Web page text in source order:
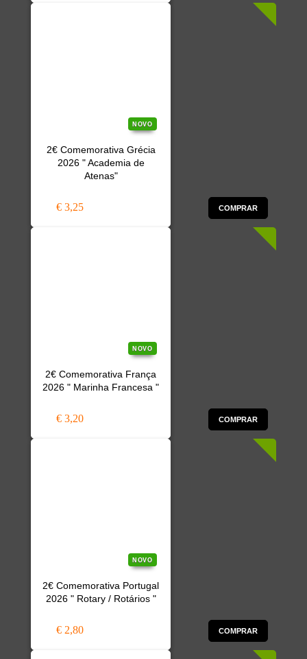
NOVO
2€ Comemorativa Grécia
2026 " Academia de
Atenas"
€ 3,25 COMPRAR
NOVO
2€ Comemorativa França
2026 " Marinha Francesa "
€ 3,20 COMPRAR
NOVO
2€ Comemorativa Portugal
2026 " Rotary / Rotários "
€ 2,80 COMPRAR